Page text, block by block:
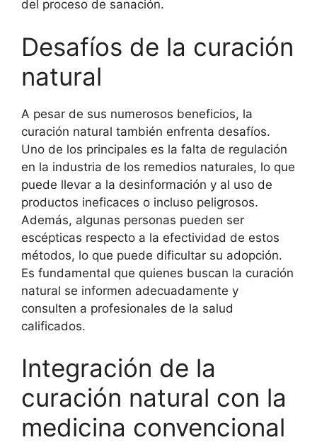
del proceso de sanación.
Desafíos de la curación
natural
A pesar de sus numerosos beneficios, la
curación natural también enfrenta desafíos.
Uno de los principales es la falta de regulación
en la industria de los remedios naturales, lo que
puede llevar a la desinformación y al uso de
productos ineficaces o incluso peligrosos.
Además, algunas personas pueden ser
escépticas respecto a la efectividad de estos
métodos, lo que puede dificultar su adopción.
Es fundamental que quienes buscan la curación
natural se informen adecuadamente y
consulten a profesionales de la salud
calificados.
Integración de la
curación natural con la
medicina convencional